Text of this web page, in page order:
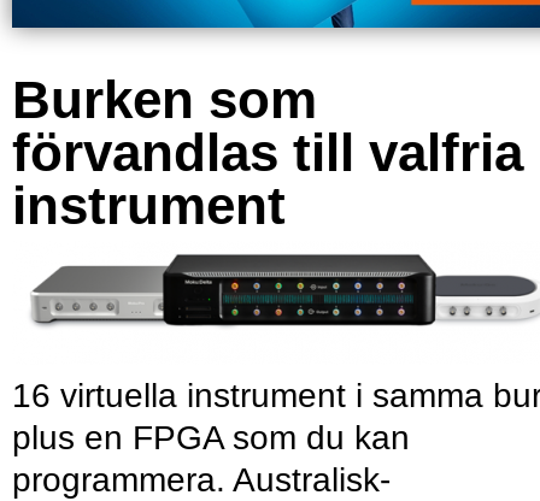
Burken som
förvandlas till valfria
instrument
16 virtuella instrument i samma
plus en FPGA som du kan
programmera. Australisk-